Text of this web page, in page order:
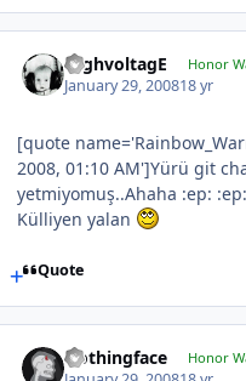
HighvoltagE Honor
January 29, 200818 yr
[quote
2008, 01:10 AM']Yürü git
yetmiyomuş..Ahaha :ep:
Külliyen yalan
Quote
Nothingface Honor